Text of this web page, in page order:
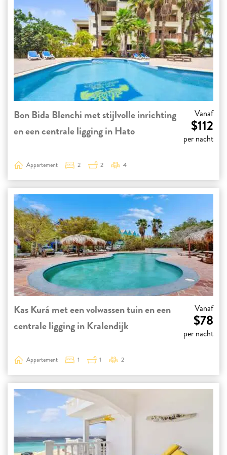
Bon Bida Blenchi met stijlvolle inrichting
en een centrale ligging in Hato
Vanaf
$112
per nacht
Appartement 2 2 4
Kas Kurá met een volwassen tuin en een
centrale ligging in Kralendijk
Vanaf
$78
per nacht
Appartement 1 1 2